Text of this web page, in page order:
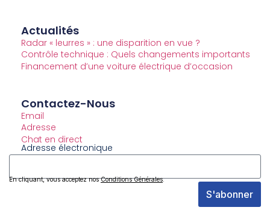
Actualités
Radar « leurres » : une disparition en vue ?
Contrôle technique : Quels changements importants
Financement d’une voiture électrique d’occasion
Contactez-Nous
Email
Adresse
Chat en direct
Adresse électronique
S'abonner
En cliquant, vous acceptez nosConditions Générales.